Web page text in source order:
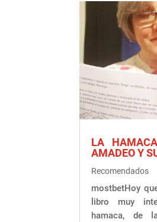
LA
AMADEO Y
Recomendados
mostbetHoy
libro muy
hamaca, de